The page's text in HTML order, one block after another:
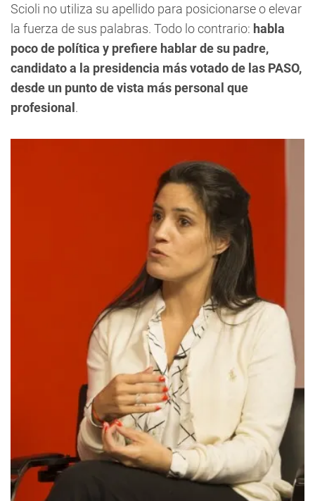
Scioli no utiliza su apellido para posicionarse o elevar
la fuerza de sus palabras. Todo lo contrario: habla
poco de política y prefiere hablar de su padre,
candidato a la presidencia más votado de las PASO,
desde un punto de vista más personal que
profesional.